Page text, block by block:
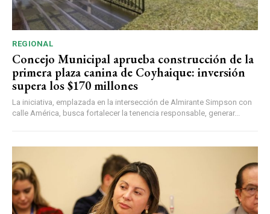
REGIONAL
Concejo Municipal aprueba construcción de la
primera plaza canina de Coyhaique: inversión
supera los $170 millones
La iniciativa, emplazada en la intersección de Almirante Simpson con
calle América, busca fortalecer la tenencia responsable, generar...